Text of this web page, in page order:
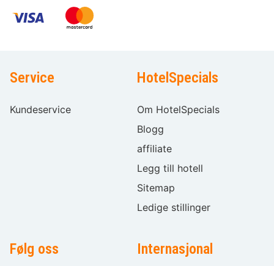
Service
Kundeservice
HotelSpecials
Om HotelSpecials
Blogg
affiliate
Legg till hotell
Sitemap
Ledige stillinger
Følg oss Internasjonal